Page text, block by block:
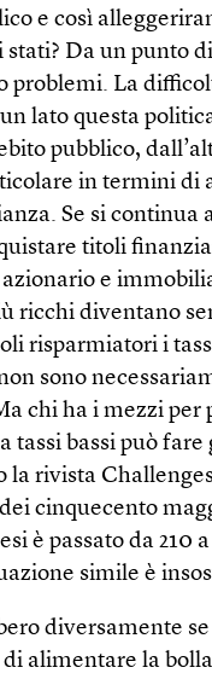
e così
Da un punto
problemi. La
lato questa
pubblico,
in termini di
Se si continua
titoli
e
ricchi diventano
risparmiatori i
sono
chi ha i mezzi per
tassi bassi può fare
la rivista
cinquecento
è passato da 210
simile è
diversamente
alimentare la